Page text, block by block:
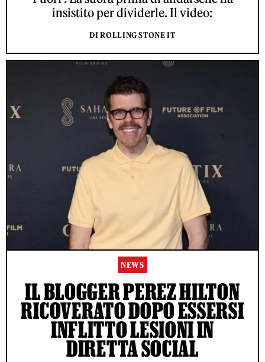
insistito per dividerle. Il video:
DI ROLLING STONE IT
NEWS
IL BLOGGER PEREZ HILTON
RICOVERATO DOPO ESSERSI
INFLITTO LESIONI IN
DIRETTA SOCIAL